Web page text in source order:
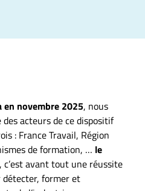
en novembre 2025, nous
acteurs de ce dispositif
: France Travail, Région
de formation, … le
, c’est avant tout une réussite
former et